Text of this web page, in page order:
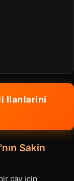
Ilanlarini
Sakin
çay içip